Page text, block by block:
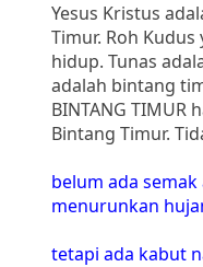
Yesus Kristus
Timur. Roh
hidup. Tunas
adalah bintang
BINTANG TIMUR
Bintang Timur.
belum ada
menurunkan
tetapi ada kabut